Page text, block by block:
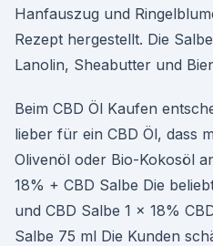
Hanfauszug und
Rezept hergestellt. Die
Lanolin, Sheabutter und
Beim CBD Öl Kaufen
lieber für ein CBD Öl, dass
Olivenöl oder Bio-Kokosöl
18% + CBD Salbe Die
und CBD Salbe 1 x 18%
Salbe 75 ml Die Kunden